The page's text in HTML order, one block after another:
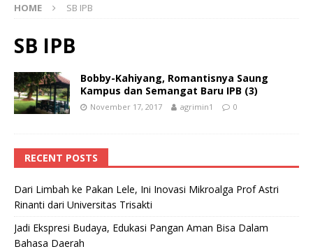
HOME SB IPB
SB IPB
Bobby-Kahiyang, Romantisnya Saung
Kampus dan Semangat Baru IPB (3)
November 17, 2017 agrimin1 0
RECENT POSTS
Dari Limbah ke Pakan Lele, Ini Inovasi Mikroalga Prof Astri
Rinanti dari Universitas Trisakti
Jadi Ekspresi Budaya, Edukasi Pangan Aman Bisa Dalam
Bahasa Daerah